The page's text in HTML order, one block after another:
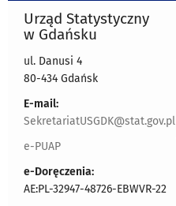
Urząd Statystyczny
w Gdańsku
ul. Danusi 4
80-434 Gdańsk
E-mail:
SekretariatUSGDK@stat.gov.pl
e-PUAP
e-Doręczenia:
AE:PL-32947-48726-EBWVR-22